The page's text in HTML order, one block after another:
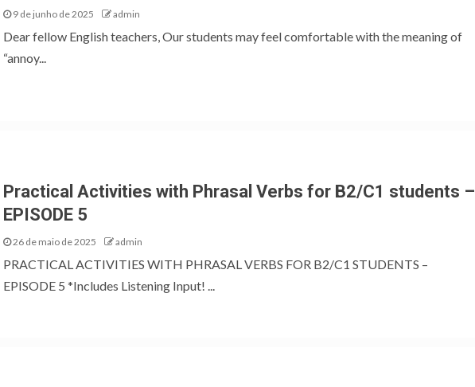
9 de junho de 2025 admin
Dear fellow English teachers, Our students may feel comfortable with the meaning of
“annoy...
Practical Activities with Phrasal Verbs for B2/C1 students –
EPISODE 5
26 de maio de 2025 admin
PRACTICAL ACTIVITIES WITH PHRASAL VERBS FOR B2/C1 STUDENTS –
EPISODE 5 *Includes Listening Input! ...